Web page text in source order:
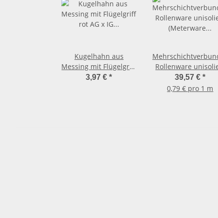
Kugelhahn aus
Messing mit Flügelgriff
rot AG x IG 3/4 Zoll
3,97 €*
Rollenware
(Meterware in
Stück) 16 x 2,0mm
39,57 €*
0,79 € pro 1 m